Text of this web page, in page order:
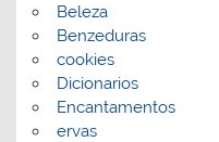
Beleza
Benzeduras
cookies
Dicionarios
Encantamentos
ervas